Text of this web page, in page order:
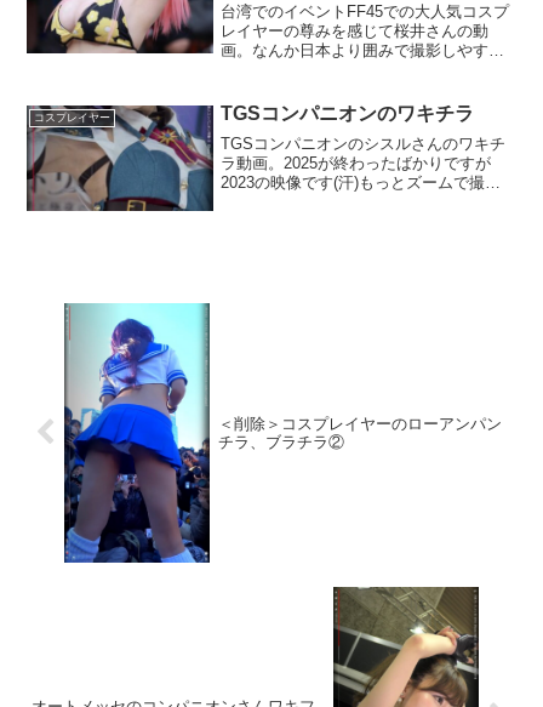
台湾でのイベントFF45での大人気コスプ
レイヤーの尊みを感じて桜井さんの動
画。なんか日本より囲みで撮影しやすい
る日本人のレイヤーさんの動画いいのあ
るかも。普段のSNSと...
コスプレイヤー TGSコンパニオンのワキチラ
TGSコンパニオンのシスルさんのワキチ
ラ動画。2025が終わったばかりですが
2023の映像です(汗)もっとズームで撮っ
＜削除＞コスプレイヤーのローアンパン
チラ、ブラチラ②